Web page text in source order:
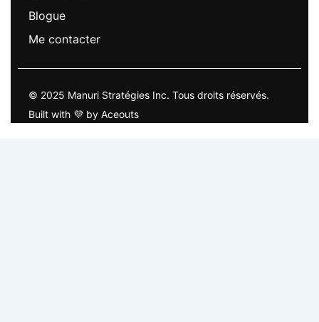
Blogue
Me contacter
© 2025 Manuri Stratégies Inc. Tous droits réservés.
Built with 💜 by Aceouts